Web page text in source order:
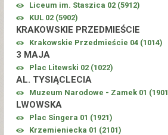
Liceum im. Staszica 02 (5912)
KUL 02 (5902)
KRAKOWSKIE PRZEDMIEŚCIE
Krakowskie Przedmieście 04 (1014)
3 MAJA
Plac Litewski 02 (1022)
AL. TYSIĄCLECIA
Muzeum Narodowe - Zamek 01 (1901
LWOWSKA
Plac Singera 01 (1921)
Krzemieniecka 01 (2101)